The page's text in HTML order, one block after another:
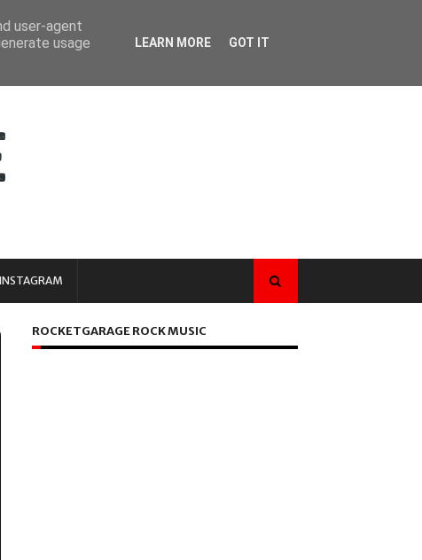
INSTAGRAM
ROCKETGARAGE ROCK MUSIC
user-agent
usage
LEARN MORE GOT IT